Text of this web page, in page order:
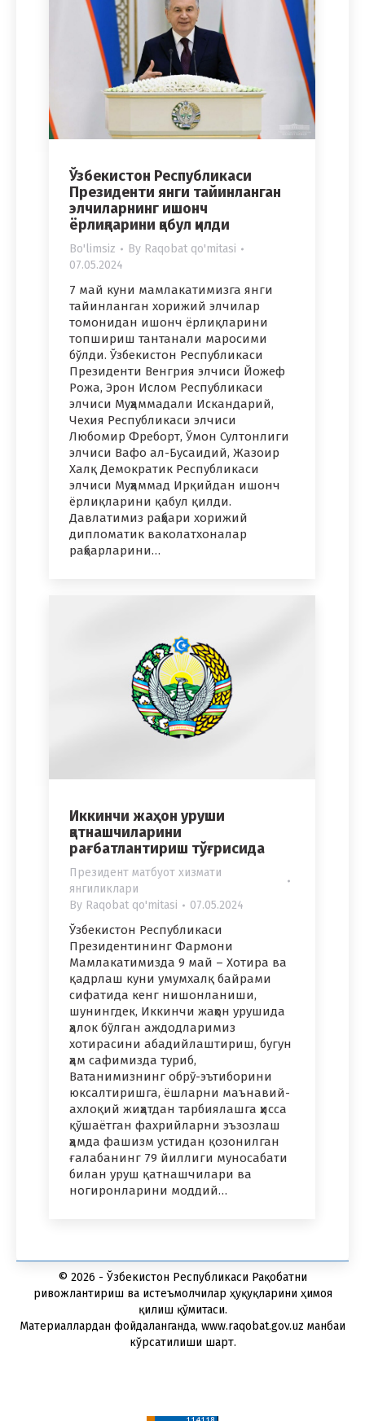
Ўзбекистон Республикаси
Президенти янги тайинланган
элчиларнинг ишонч
ёрлиқларини қабул қилди
Bo'limsiz By Raqobat qo'mitasi
07.05.2024
7 май куни мамлакатимизга янги
тайинланган хорижий элчилар
томонидан ишонч ёрлиқларини
топшириш тантанали маросими
бўлди. Ўзбекистон Республикаси
Президенти Венгрия элчиси Йожеф
Рожа, Эрон Ислом Республикаси
элчиси Муҳаммадали Искандарий,
Чехия Республикаси элчиси
Любомир Фреборт, Ўмон Султонлиги
элчиси Вафо ал-Бусаидий, Жазоир
Халқ Демократик Республикаси
элчиси Муҳаммад Ирқийдан ишонч
ёрлиқларини қабул қилди.
Давлатимиз раҳбари хорижий
дипломатик ваколатхоналар
раҳбарларини…
Иккинчи жаҳон уруши
қатнашчиларини
рағбатлантириш тўғрисида
Президент матбуот хизмати
янгиликлари
By Raqobat qo'mitasi 07.05.2024
Ўзбекистон Республикаси
Президентининг Фармони
Мамлакатимизда 9 май – Хотира ва
қадрлаш куни умумхалқ байрами
сифатида кенг нишонланиши,
шунингдек, Иккинчи жаҳон урушида
ҳалок бўлган аждодларимиз
хотирасини абадийлаштириш, бугун
ҳам сафимизда туриб,
Ватанимизнинг обрў-эътиборини
юксалтиришга, ёшларни маънавий-
ахлоқий жиҳатдан тарбиялашга ҳисса
қўшаётган фахрийларни эъзозлаш
ҳамда фашизм устидан қозонилган
ғалабанинг 79 йиллиги муносабати
билан уруш қатнашчилари ва
ногиронларини моддий…
© 2026 - Ўзбекистон Республикаси Рақобатни
ривожлантириш ва истеъмолчилар ҳуқуқларини ҳимоя
қилиш қўмитаси.
Материаллардан фойдаланганда, www.raqobat.gov.uz манбаи
кўрсатилиши шарт.